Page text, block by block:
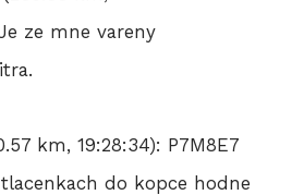
ze mne vareny
km, 19:28:34): P7M8E7
do kopce hodne